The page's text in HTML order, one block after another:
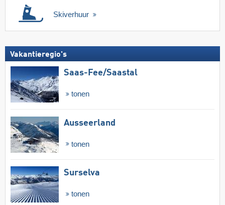
Skiverhuur
Vakantieregio's
Saas-Fee/​Saastal
tonen
Ausseerland
tonen
Surselva
tonen